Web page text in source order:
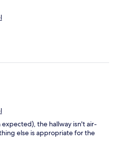
the hallway isn't air-
else is appropriate for the